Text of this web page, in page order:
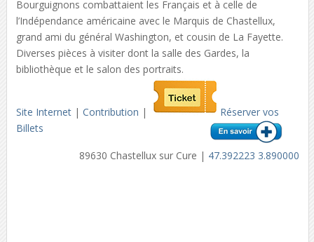
Bourguignons combattaient les Français et à celle de
l’Indépendance américaine avec le Marquis de Chastellux,
grand ami du général Washington, et cousin de La Fayette.
Diverses pièces à visiter dont la salle des Gardes, la
bibliothèque et le salon des portraits.
Site Internet| Contribution |
Réserver vos
Billets
89630 Chastellux sur Cure | 47.392223 3.890000